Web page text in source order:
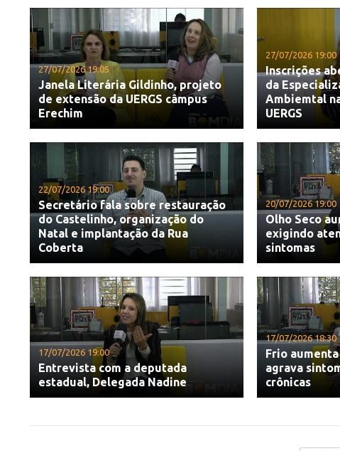
27/07/2026 19:05
Janela Literária Gildinho, projeto
de extensão da UERGS câmpus
Erechim
27/07/2026 19:00
Inscrições
da
Ambiemtal
UERGS
22/07/2026 19:00
Secretário fala sobre restauração
do Castelinho, organização do
Natal e implantação da Rua
Coberta
20/07/2026 19:00
Olho Seco
exigindo
sintomas
17/07/2026 19:00
Entrevista com a deputada
estadual, Delegada Nadine
17/07/2026 18:30
Frio
agrava
crônicas